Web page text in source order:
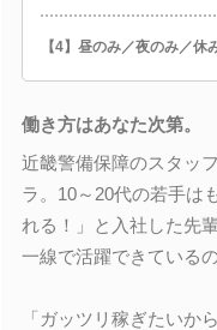
【4】昼のみ／夜のみ／
働き方はあなた次第。
近畿警備保障のスタッ
ラ。10～20代の若手は
れる！」と入社した先
一線で活躍できている
「ガッツリ稼ぎたいか